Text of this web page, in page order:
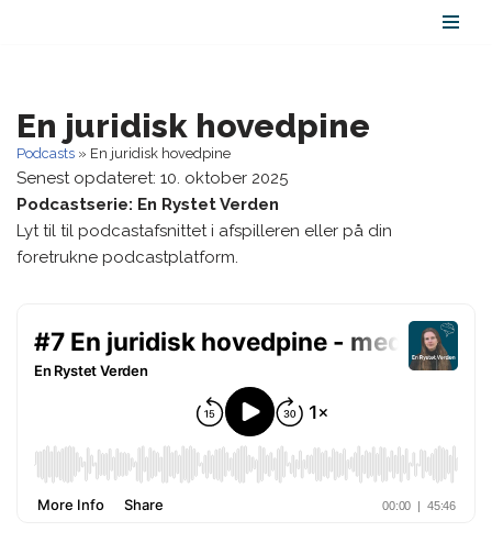
indhold
En juridisk hovedpine
Podcasts » En juridisk hovedpine
Senest opdateret: 10. oktober 2025
Podcastserie: En Rystet Verden
Lyt til til podcastafsnittet i afspilleren eller på din
foretrukne podcastplatform.